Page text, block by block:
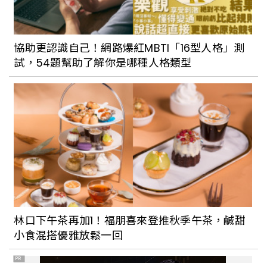
協助更認識自己！網路爆紅MBTI「16型人格」測
試，54題幫助了解你是哪種人格類型
林口下午茶再加1！福朋喜來登推秋季午茶，鹹甜
小食混搭優雅放鬆一回
PR